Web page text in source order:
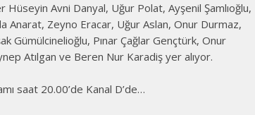
Hüseyin Avni Danyal, Uğur Polat, Ayşenil Şamlıoğlu,
Anarat, Zeyno Eracar, Uğur Aslan, Onur Durmaz,
Gümülcinelioğlu, Pınar Çağlar Gençtürk, Onur
Atılgan ve Beren Nur Karadiş yer alıyor.
saat 20.00’de Kanal D’de…